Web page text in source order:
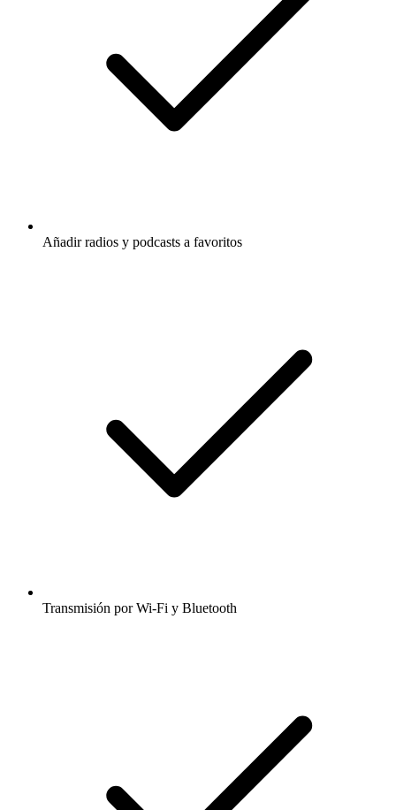
Añadir radios y podcasts a favoritos
Transmisión por Wi-Fi y Bluetooth